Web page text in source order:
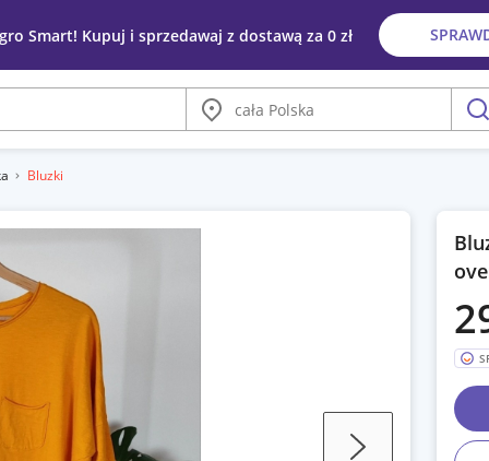
Smart! Kupuj i sprzedawaj z dostawą za 0 zł
Miasto
Bluzki